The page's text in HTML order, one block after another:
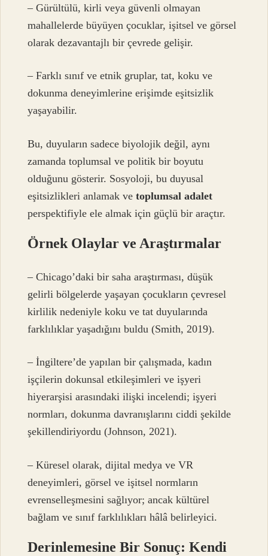
– Gürültülü, kirli veya güvenli olmayan
mahallelerde büyüyen çocuklar, işitsel ve görsel
olarak dezavantajlı bir çevrede gelişir.
– Farklı sınıf ve etnik gruplar, tat, koku ve
dokunma deneyimlerine erişimde eşitsizlik
yaşayabilir.
Bu, duyuların sadece biyolojik değil, aynı
zamanda toplumsal ve politik bir boyutu
olduğunu gösterir. Sosyoloji, bu duyusal
eşitsizlikleri anlamak vetoplumsal adalet
perspektifiyle ele almak için güçlü bir araçtır.
Örnek Olaylar ve Araştırmalar
– Chicago’daki bir saha araştırması, düşük
gelirli bölgelerde yaşayan çocukların çevresel
kirlilik nedeniyle koku ve tat duyularında
farklılıklar yaşadığını buldu (Smith, 2019).
– İngiltere’de yapılan bir çalışmada, kadın
işçilerin dokunsal etkileşimleri ve işyeri
hiyerarşisi arasındaki ilişki incelendi; işyeri
normları, dokunma davranışlarını ciddi şekilde
şekillendiriyordu (Johnson, 2021).
– Küresel olarak, dijital medya ve VR
deneyimleri, görsel ve işitsel normların
evrenselleşmesini sağlıyor; ancak kültürel
bağlam ve sınıf farklılıkları hâlâ belirleyici.
Derinlemesine Bir Sonuç: Kendi